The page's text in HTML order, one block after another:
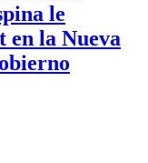
le
en la Nueva